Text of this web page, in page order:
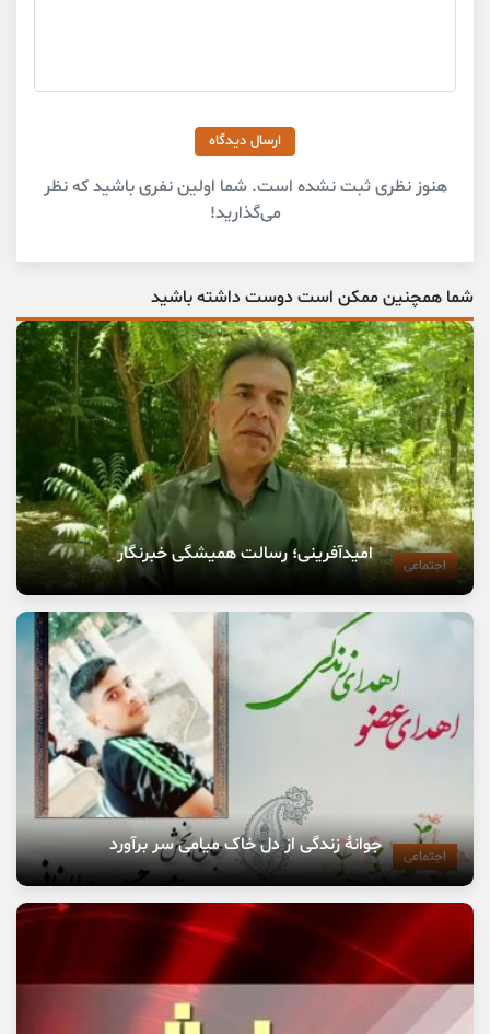
ارسال دیدگاه
هنوز نظری ثبت نشده است. شما اولین نفری باشید که نظر
می‌گذارید!
شما همچنین ممکن است دوست داشته باشید
اجتماعی امیدآفرینی؛ رسالت همیشگی خبرنگار
اجتماعی جوانهٔ زندگی از دل خاک میامی سر برآورد